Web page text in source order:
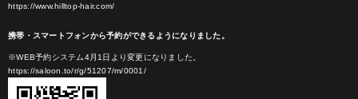
https://www.hilltop-hair.com/
携帯・スマートフォンから予約ができるようになりました。
※WEB予約システム4月1日より変更になりました。
https://saloon.to/r/g/51207/m/0001/